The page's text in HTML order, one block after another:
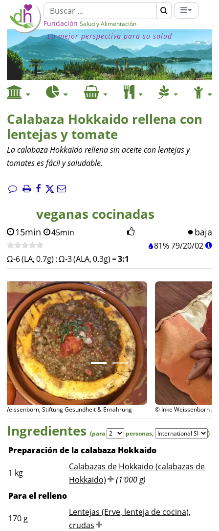
Fundación Salud y Alimentación
La mejor perspectiva para su salud
Calabaza Hokkaido rellena con
lentejas y tomate
La calabaza Hokkaido rellena sin aceite con lentejas y
tomates es fácil y saludable.
veganas cocinadas
15min 45min baja
81%79/20/02
Ω-6 (LA, 0.7g) :Ω-3 (ALA, 0.3g) =3:1
© Inke Weissenborn para diet-health
Ingredientes (para personas, )
Preparación de la calabaza Hokkaido
1 kg
Calabazas de Hokkaido (calabazas de
Hokkaido)
(1'000 g)
Para el relleno
170 g
Lentejas (Erve, lenteja de cocina),
crudas